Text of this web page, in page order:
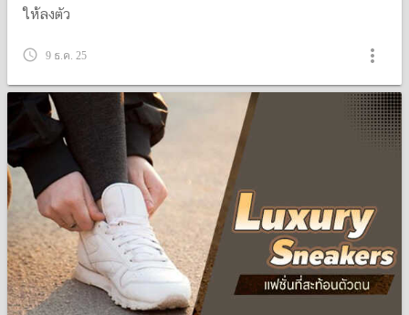
ให้ลงตัว
query_builder 9 ธ.ค. 25 more_vert